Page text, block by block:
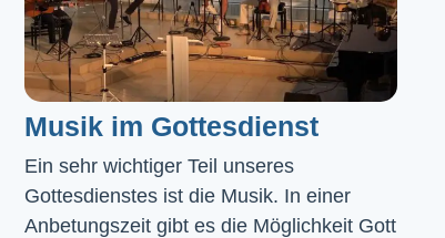
Musik im Gottesdienst​
Ein sehr wichtiger Teil unseres
Gottesdienstes ist die Musik. In einer
Anbetungszeit gibt es die Möglichkeit Gott